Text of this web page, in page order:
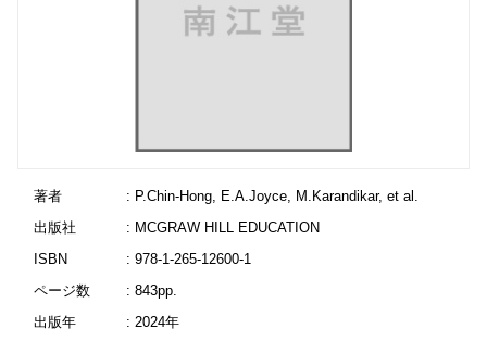
著者
: P.Chin-Hong, E.A.Joyce, M.Karandikar, et al.
出版社
: MCGRAW HILL EDUCATION
ISBN
: 978-1-265-12600-1
ページ数
: 843pp.
出版年
: 2024年